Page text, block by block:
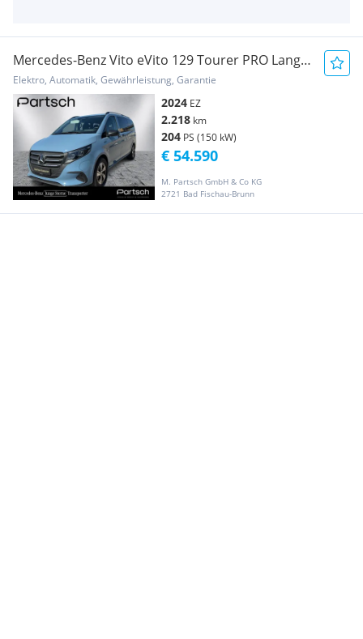
Mercedes-Benz Vito eVito 129 Tourer PRO Lang
SpurW Bus
Elektro, Automatik, Gewährleistung, Garantie
2024 EZ
2.218 km
204 PS (150 kW)
M. Partsch GmbH & Co KG
2721 Bad Fischau-Brunn
€ 54.590